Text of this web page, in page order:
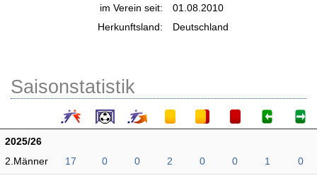
im Verein seit:
01.08.2010
Herkunftsland:
Deutschland
Saisonstatistik
2025/26
2.Männer
17 0 0 2 0 0 1 0